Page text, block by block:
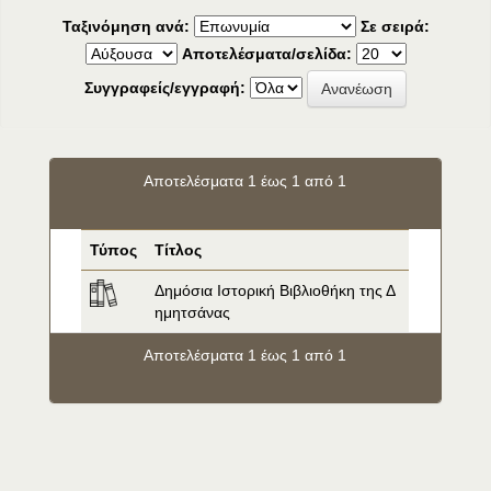
Ταξινόμηση ανά:
Σε σειρά:
Αποτελέσματα/σελίδα:
Συγγραφείς/εγγραφή:
Αποτελέσματα 1 έως 1 από 1
Τύπος Τίτλος
Δημόσια Ιστορική Βιβλιοθήκη της Δ
ημητσάνας
Αποτελέσματα 1 έως 1 από 1